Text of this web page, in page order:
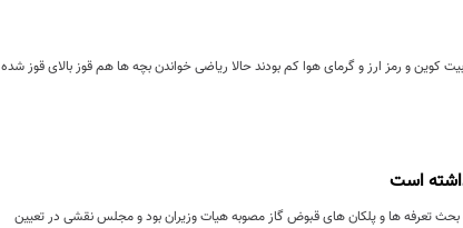
و رمز ارز و گرمای هوا کم بودند حالا ریاضی خواندن بچه ها هم قوز بالای قوز شده
است
تعرفه ها و پلکان های قبوض گاز مصوبه هیات وزیران بود و مجلس نقشی در تعیین